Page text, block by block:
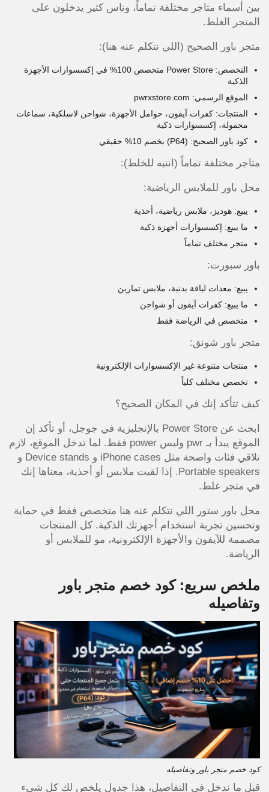
بين أسماء متاجر مختلفة تماماً، وناس كثير يدخلون على
المتجر الغلط.
متجر باور الصحيح (اللي نتكلم عنه هنا):
التخصص: Power Store متخصص 100% في إكسسوارات الأجهزة
الذكية
الموقع الرسمي: pwrxstore.com
المنتجات: كفرات آيفون، حوامل الأجهزة، شواحن لاسلكية، سماعات
محمولة، إكسسوارات ذكية
كود باور الصحيح: (P64) بخصم 10% حقيقي
متاجر مختلفة تماماً (انتبه للخلط):
محل باور للملابس الرياضية:
يبيع: هوديز، ملابس رياضية، أحذية
ما يبيع: إكسسوارات أجهزة ذكية
متجر مختلف تماماً
باور سبورت:
يبيع: معدات لياقة بدنية، ملابس تمارين
ما يبيع: كفرات آيفون أو شواحن
متخصص في الرياضة فقط
متجر باور شونق:
منتجات متنوعة غير الإكسسوارات الإلكترونية
تخصص مختلف كلياً
كيف تتأكد إنك في المكان الصحيح؟
ابحث عن Power Store بالإنجليزية في جوجل، أو تأكد إن
الموقع يبدأ بـ pwr وليس power فقط. لما تدخل الموقع، لازم
تلاقي فئات واضحة مثل iPhone cases و Device stands و
Portable speakers. إذا لقيت ملابس أو أحذية، معناها إنك
في متجر غلط.
محل باور ستور اللي نتكلم عنه هنا متخصص فقط في حماية
وتحسين تجربة استخدام أجهزتك الذكية. كل المنتجات
مصممة للآيفون والأجهزة الإلكترونية، مو للملابس أو
الرياضة.
ملخص سريع: كود خصم متجر باور
وتفاصيله
كود خصم متجر باور وتفاصيله
قبل ما ندخل في التفاصيل، هذا جدول يلخص لك كل شيء